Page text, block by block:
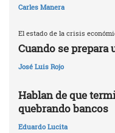
Carles Manera
El estado de la crisis
Cuando se prepara
José Luis Rojo
Hablan de que
quebrando bancos
Eduardo Lucita